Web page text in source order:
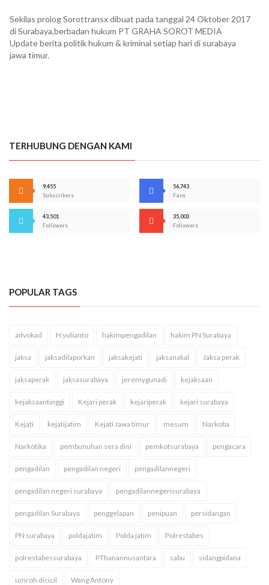
Sekilas prolog Sorottransx dibuat pada tanggal 24 Oktober 2017
di Surabaya,berbadan hukum PT GRAHA SOROT MEDIA
Update berita politik hukum & kriminal setiap hari di surabaya
jawa timur.
TERHUBUNG DENGAN KAMI
9,455
Subscribers
56,743
Fans
43,501
Followers
35,003
Followers
POPULAR TAGS
advokad H.yulianto hakimpengadilan hakim PN Surabaya
jaksa jaksadilaporkan jaksakejati jaksanakal Jaksa perak
jaksaperak jaksasurabaya jeremygunadi kejaksaan
kejaksaantinggi Kejari perak kejariperak kejari surabaya
Kejati kejatijatim Kejati Jawa timur mesum Narkoba
Narkotika pembunuhan sera dini pemkotsurabaya pengacara
pengadilan pengadilan negeri pengadilannegeri
pengadilan negeri surabaya pengadilannegerisurabaya
pengadilan Surabaya penggelapan penipuan persidangan
PN surabaya poldajatim Polda jatim Polrestabes
polrestabessurabaya PThanannusantara sabu sidangpidana
umroh dicicil Wang Antony